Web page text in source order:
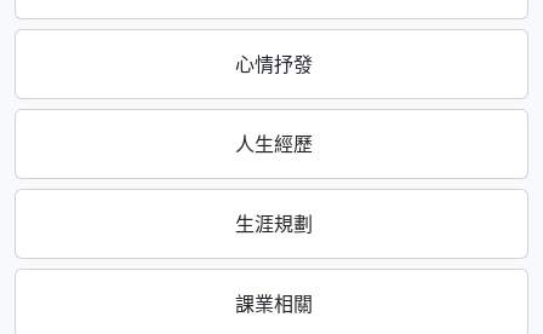
心情抒發
人生經歷
生涯規劃
課業相關